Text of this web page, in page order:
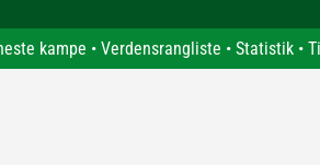
kampe • Verdensrangliste • Statistik•